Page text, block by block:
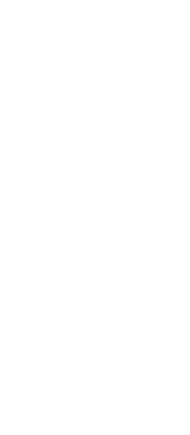
3857))) g) ORDER